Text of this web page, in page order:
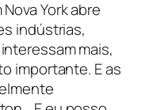
York abre
indústrias,
mais,
importante. E as